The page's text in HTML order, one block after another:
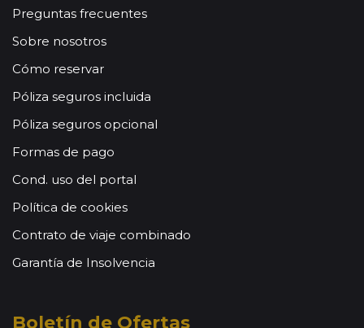
Preguntas frecuentes
Sobre nosotros
Cómo reservar
Póliza seguros incluida
Póliza seguros opcional
Formas de pago
Cond. uso del portal
Política de cookies
Contrato de viaje combinado
Garantía de Insolvencia
Boletín de Ofertas